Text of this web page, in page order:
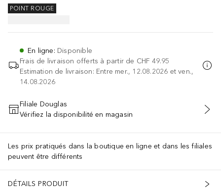
POINT ROUGE
En ligne: Disponible
Frais de livraison offerts à partir de CHF 49.95
Estimation de livraison: Entre mer., 12.08.2026 et ven.,
14.08.2026
AJOUTER AU PANIER
Filiale Douglas
Vérifiez la disponibilité en magasin
Les prix pratiqués dans la boutique en ligne et dans les filiales
peuvent être différents
DÉTAILS PRODUIT